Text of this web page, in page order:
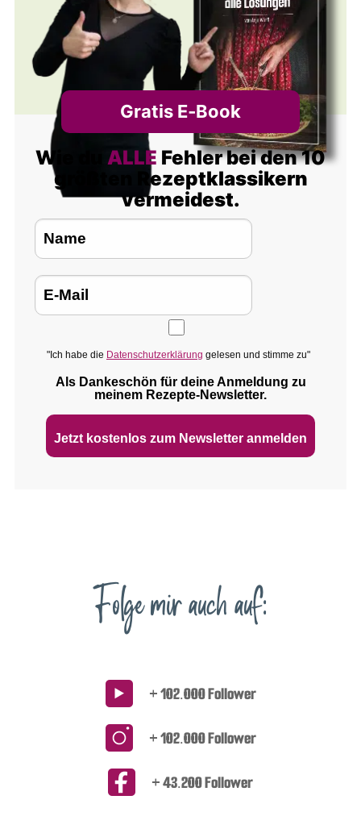
Gratis E‑Book
Wie du ALLE Fehler bei den 10
größten Rezeptklassikern
vermeidest.
"Ich habe die Datenschutzerklärung gelesen und stimme zu"
Als Dankeschön für deine Anmeldung zu
meinem Rezepte‑Newsletter.
Jetzt kostenlos zum Newsletter anmelden
Folge mir auch auf:
+ 102.000 Follower
+ 102.000 Follower
+ 43.200 Follower